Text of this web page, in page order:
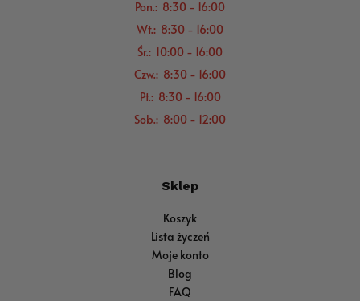
Pon.: 8:30 - 16:00
Wt.: 8:30 - 16:00
Śr.: 10:00 - 16:00
Czw.: 8:30 - 16:00
Pt.: 8:30 - 16:00
Sob.: 8:00 - 12:00
Sklep
Koszyk
Lista życzeń
Moje konto
Blog
FAQ